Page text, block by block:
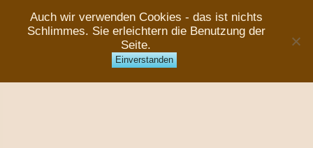
Auch wir verwenden Cookies - das ist nichts
Schlimmes. Sie erleichtern die Benutzung der
Seite.
Einverstanden